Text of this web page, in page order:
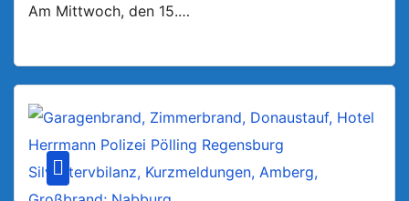
Am Mittwoch, den 15.…